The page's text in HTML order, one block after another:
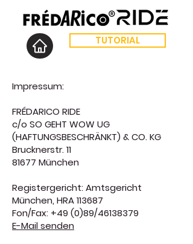
TUTORIAL
Impressum:
FRÉDARICO RIDE
c/o SO GEHT WOW UG
(HAFTUNGSBESCHRÄNKT) & CO. KG
Brucknerstr. 11
81677 München
​Registergericht: Amtsgericht
München, HRA 113687
Fon/Fax: +49 (0)89/46138379
E-Mail senden